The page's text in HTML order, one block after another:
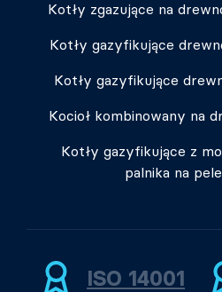
Kotły zgazujące na
Kotły gazyfikujące
Kotły gazyfikujące
Kocioł kombinowany na
Kotły gazyfikujące z
palnika na
ISO 14001